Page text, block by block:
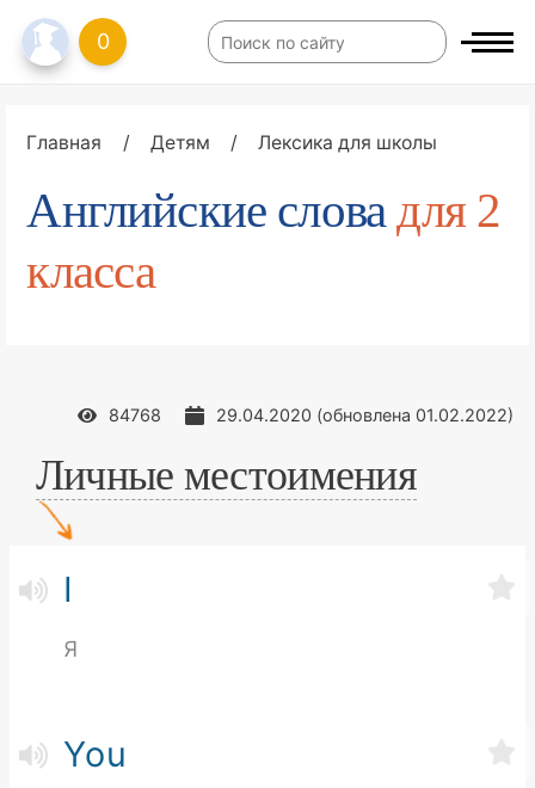
0
Главная / Детям / Лексика для школы
Английские словадля 2
класса
84768 29.04.2020 (обновлена01.02.2022)
Личные местоимения
I
Я
You